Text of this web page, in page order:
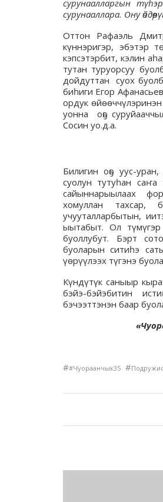
сурунаалларгын
сурунааллара. Ону
Оттон Рафаэль
күннэригэр, эбэтэр
кэпсэтэрбит, кэлин
тутан туруорсуу
дойдуттан суох
биһиги Егор
ордук
уонна оҕо
Сосин уо.д.а.
Билигин оҕо уус-
суолун тутуһан
сайыннарыылаах
хомуллан тахсар,
учууталларбытын,
ыытабыт. Ол
буоллубут. Бэрт
буоларын ситиһэ
үөрүүлээх түгэнэ
Күндүтүк саныыр
бэйэ-бэйэбитин
бэчээттэнэн баар
##Чуораанчык35 #